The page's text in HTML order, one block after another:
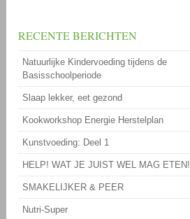
RECENTE BERICHTEN
Natuurlijke Kindervoeding tijdens de
Basisschoolperiode
Slaap lekker, eet gezond
Kookworkshop Energie Herstelplan
Kunstvoeding: Deel 1
HELP! WAT JE JUIST WEL MAG ETEN!
SMAKELIJKER & PEER
Nutri-Super